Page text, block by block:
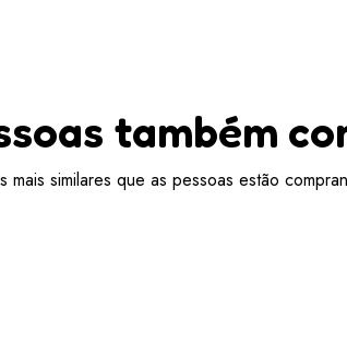
também
similares que as pessoas estão